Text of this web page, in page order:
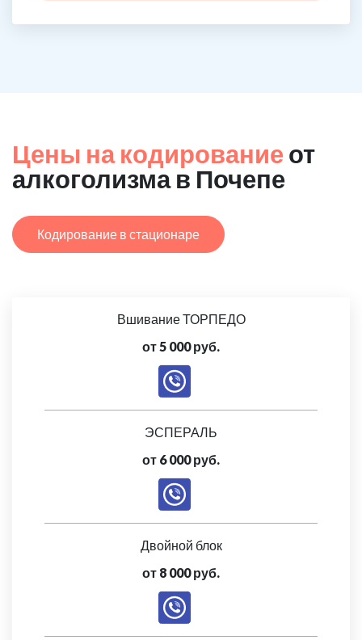
Цены на кодирование от
алкоголизма в Почепе
Кодирование в стационаре
Вшивание ТОРПЕДО
от 5 000 руб.
ЭСПЕРАЛЬ
от 6 000 руб.
Двойной блок
от 8 000 руб.